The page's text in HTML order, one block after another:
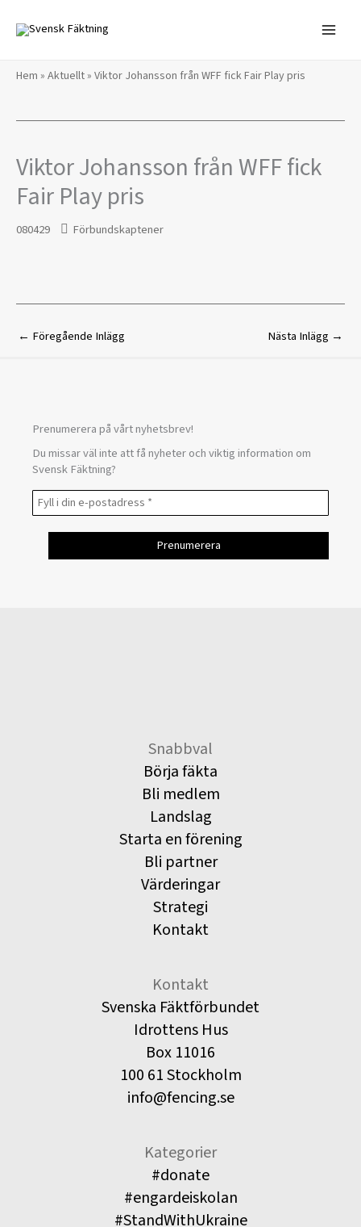
innehåll
Hem » Aktuellt» Viktor Johansson från WFF fick Fair Play pris
Viktor Johansson från WFF fick
Fair Play pris
080429 Förbundskaptener
← Föregående Inlägg Nästa Inlägg →
Prenumerera på vårt nyhetsbrev!
Du missar väl inte att få nyheter och viktig information om
Svensk Fäktning?
Snabbval
Börja fäkta
Bli medlem
Landslag
Starta en förening
Bli partner
Värderingar
Strategi
Kontakt
Kontakt
Svenska Fäktförbundet
Idrottens Hus
Box 11016
100 61 Stockholm
info@fencing.se
Kategorier
#donate
#engardeiskolan
#StandWithUkraine